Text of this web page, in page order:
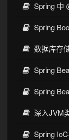
Spring 中
Spring Boot
数据库存储
Spring
Spring
深入JVM
Spring